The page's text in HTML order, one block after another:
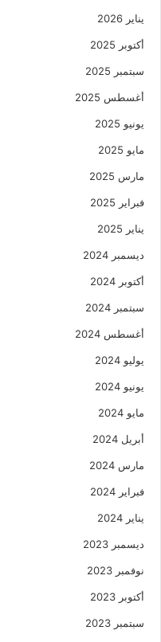
يناير 2026
أكتوبر 2025
سبتمبر 2025
أغسطس 2025
يونيو 2025
مايو 2025
مارس 2025
فبراير 2025
يناير 2025
ديسمبر 2024
أكتوبر 2024
سبتمبر 2024
أغسطس 2024
يوليو 2024
يونيو 2024
مايو 2024
أبريل 2024
مارس 2024
فبراير 2024
يناير 2024
ديسمبر 2023
نوفمبر 2023
أكتوبر 2023
سبتمبر 2023